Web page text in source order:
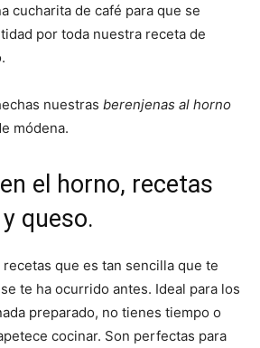
cucharita de café para que se
por toda nuestra receta de
nuestras berenjenas al horno
módena.
el horno, recetas
queso.
recetas que es tan sencilla que te
te ha ocurrido antes. Ideal para los
preparado, no tienes tiempo o
cocinar. Son perfectas para